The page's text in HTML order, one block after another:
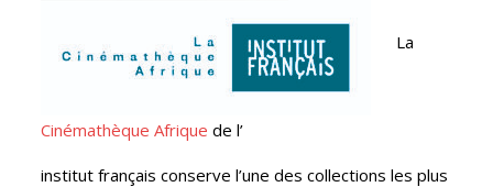
La
Cinémathèque Afrique de l’
institut français conserve l’une des collections les plus